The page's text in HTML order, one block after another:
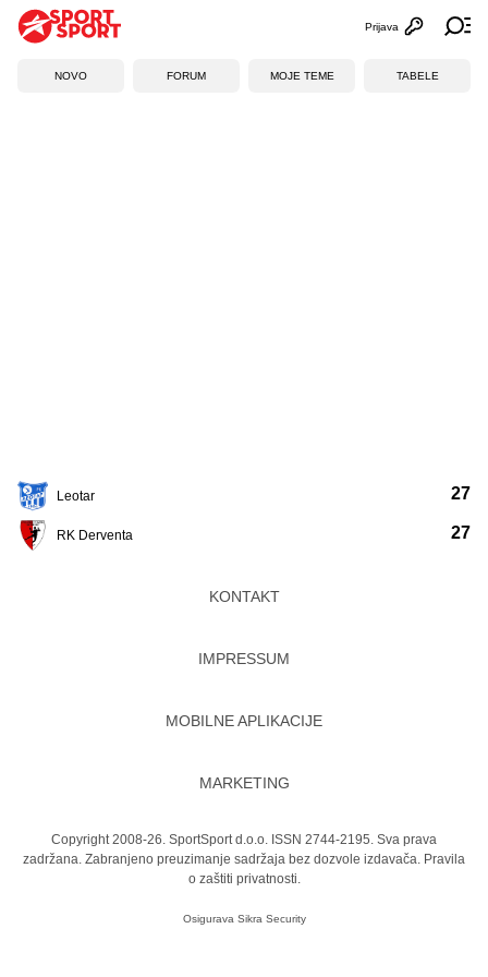
Otvori
Prijava
NOVO FORUM MOJE TEME TABELE
Leotar
RK Derventa
27
27
KONTAKT
IMPRESSUM
MOBILNE APLIKACIJE
MARKETING
Copyright 2008-26. SportSport d.o.o. ISSN 2744-2195. Sva prava
zadržana. Zabranjeno preuzimanje sadržaja bez dozvole izdavača. Pravila
o zaštiti privatnosti.
Osigurava Sikra Security